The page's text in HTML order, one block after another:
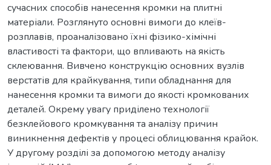
сучасних способів нанесення кромки на плитні
матеріали. Розглянуто основні вимоги до клеїв-
розплавів, проаналізовано їхні фізико-хімічні
властивості та фактори, що впливають на якість
склеювання. Вивчено конструкцію основних вузлів
верстатів для крайкування, типи обладнання для
нанесення кромки та вимоги до якості кромкованих
деталей. Окрему увагу приділено технології
безклейового кромкування та аналізу причин
виникнення дефектів у процесі облицювання крайок.
У другому розділі за допомогою методу аналізу